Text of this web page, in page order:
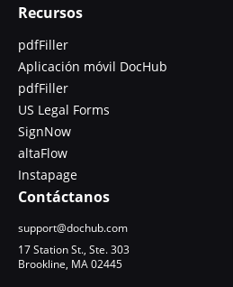
Recursos
pdfFiller
Aplicación móvil DocHub
pdfFiller
US Legal Forms
SignNow
altaFlow
Instapage
Contáctanos
support@dochub.com
17 Station St., Ste. 303
Brookline, MA 02445